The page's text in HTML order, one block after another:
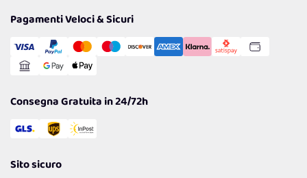
Cookie Policy
Gestisci Cookie
Reso Facile e Veloce
Pagamenti Veloci & Sicuri
Consegna Gratuita in 24/72h
Sito sicuro